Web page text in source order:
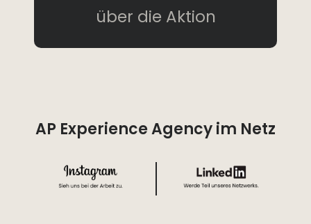
über die Aktion
AP Experience Agency im Netz